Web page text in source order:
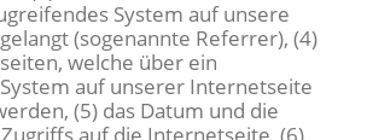
System auf unsere
(sogenannte Referrer), (4)
welche über ein
auf unserer Internetseite
(5) das Datum und die